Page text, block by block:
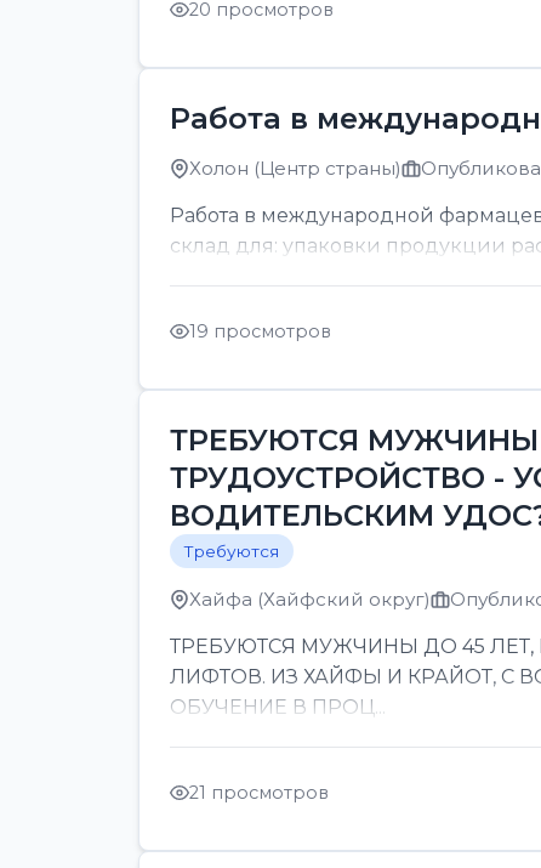
20 просмотров
Работа в
Холон (Центр страны)
Работа в международной
склад для: упаковки продукции
19 просмотров
ТРЕБУЮТСЯ МУЖЧИНЫ
ТРУДОУСТРОЙСТВО -
ВОДИТЕЛЬСКИМ
Требуются
Хайфа (Хайфский округ)
ТРЕБУЮТСЯ МУЖЧИНЫ ДО 45
ЛИФТОВ. ИЗ ХАЙФЫ И КРАЙОТ, С
ОБУЧЕНИЕ В ПРОЦ...
21 просмотров